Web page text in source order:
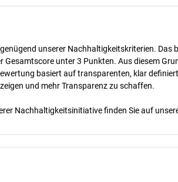
unserer Nachhaltigkeitskriterien. Das
Gesamtscore unter 3 Punkten. Aus diesem
basiert auf transparenten, klar
und mehr Transparenz zu schaffen.
Nachhaltigkeitsinitiative finden Sie auf